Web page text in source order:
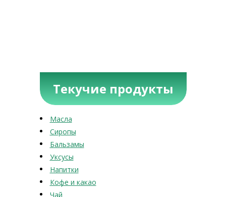
Текучие продукты
Масла
Сиропы
Бальзамы
Уксусы
Напитки
Кофе и какао
Чай